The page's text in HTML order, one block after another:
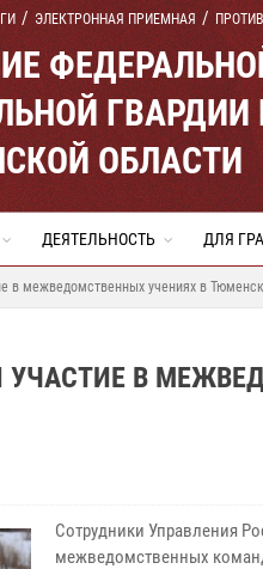
ЭЛЕКТРОННАЯ ПРИЕМНАЯ
ОБЛАСТИ
ДЕЯТЕЛЬНОСТЬ ДЛЯ
в межведомственных учениях в
В
Сотрудники Управления
межведомственных